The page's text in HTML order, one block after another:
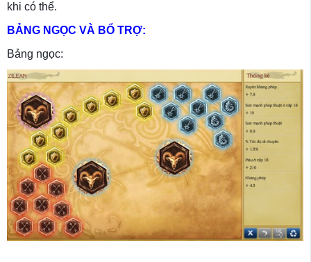
khi có thể.
BẢNG NGỌC VÀ BỔ TRỢ:
Bảng ngọc: